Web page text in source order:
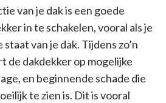
van je dak is een goede
in te schakelen, vooral als je
van je dak. Tijdens zo’n
de dakdekker op mogelijke
en beginnende schade die
te zien is. Dit is vooral